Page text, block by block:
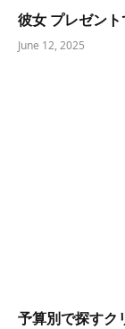
彼女 プレゼン
June 12, 2025
予算別で探すク